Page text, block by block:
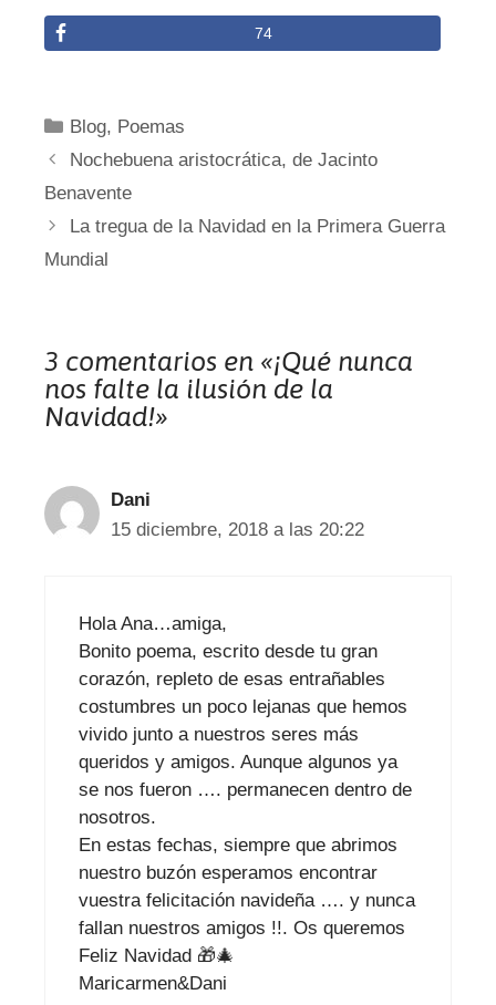
74
Categorías
Blog, Poemas
Nochebuena aristocrática, de Jacinto
Benavente
La tregua de la Navidad en la Primera Guerra
Mundial
3 comentarios en «¡Qué nunca
nos falte la ilusión de la
Navidad!»
Dani
15 diciembre, 2018 a las 20:22
Hola Ana…amiga,
Bonito poema, escrito desde tu gran
corazón, repleto de esas entrañables
costumbres un poco lejanas que hemos
vivido junto a nuestros seres más
queridos y amigos. Aunque algunos ya
se nos fueron …. permanecen dentro de
nosotros.
En estas fechas, siempre que abrimos
nuestro buzón esperamos encontrar
vuestra felicitación navideña …. y nunca
fallan nuestros amigos !!. Os queremos
Feliz Navidad 🎁🎄
Maricarmen&Dani